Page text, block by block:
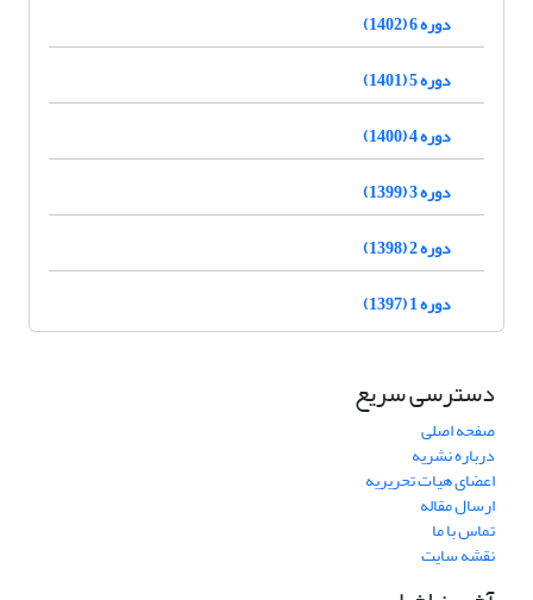
دوره 6 (1402)
دوره 5 (1401)
دوره 4 (1400)
دوره 3 (1399)
دوره 2 (1398)
دوره 1 (1397)
دسترسی سریع
صفحه اصلی
درباره نشریه
اعضای هیات تحریریه
ارسال مقاله
تماس با ما
نقشه سایت